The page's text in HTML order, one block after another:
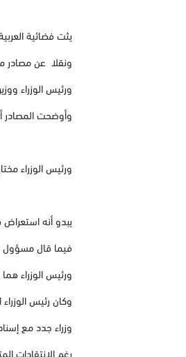
يثت فضائية
ونقلا عن مصادر
ورئيس الوزراء
وأوضحت المصادر
ورئيس الوزراء
يبدو أنه
فيما قال مسؤول
ورئيس الوزراء
وكان رئيس
وزراء جدد مع
رغم الانتقادات